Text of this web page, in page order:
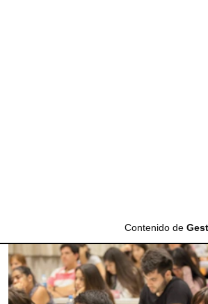
Contenido de